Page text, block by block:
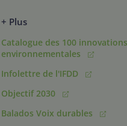
+ Plus
Catalogue des 100 innovations
environnementales
Infolettre de l'IFDD
Objectif 2030
Balados Voix durables